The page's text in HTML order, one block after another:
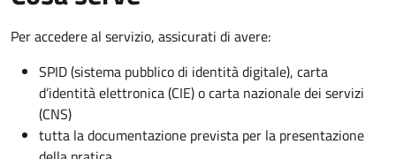
Per accedere al servizio, assicurati di avere:
SPID (sistema pubblico di identità digitale), carta
d’identità elettronica (CIE) o carta nazionale dei servizi
(CNS)
tutta la documentazione prevista per la presentazione